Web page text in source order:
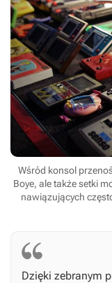
Wśród konsol
Boye, ale także setki
nawiązujących
Dzięki zebranym